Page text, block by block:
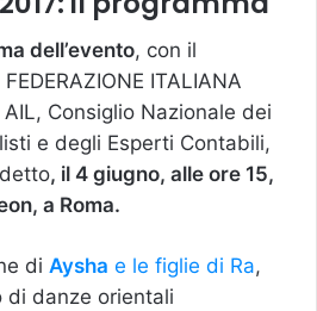
dell’evento, con il
ITALIANA
AIL, Consiglio Nazionale dei
e degli Esperti Contabili,
, il 4 giugno, alle ore 15,
a Roma.
di Aysha e le figlie di Ra,
di danze orientali